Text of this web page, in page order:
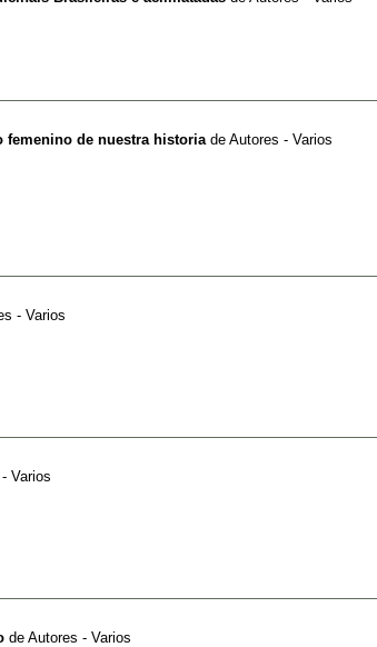
femenino de nuestra historia de Autores - Varios
- Varios
Varios
de Autores - Varios